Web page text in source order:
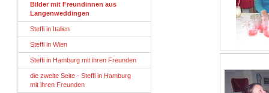
Bilder mit Freundinnen aus
Langenweddingen
Steffi in Italien
Steffi in Wien
Steffi in Hamburg mit ihren Freunden
die zweite Seite - Steffi in Hamburg
mit ihren Freunden